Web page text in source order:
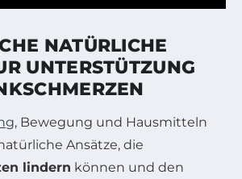
NATÜRLICHE
UNTERSTÜTZUNG
, Bewegung und Hausmitteln
Ansätze, die
lindern können und den